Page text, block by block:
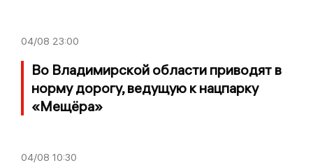
04/08 23:00
Во Владимирской области приводят в
норму дорогу, ведущую к нацпарку
«Мещёра»
04/08 10:30